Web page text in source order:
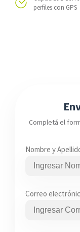
perfiles con GPS
Completá el
Nombre y
Correo